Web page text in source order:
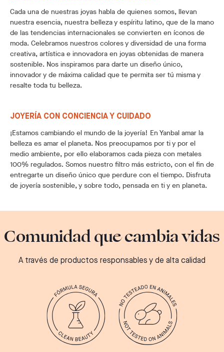
Cada una de nuestras joyas habla de quienes somos, llevan
nuestra esencia, nuestra belleza y espíritu latino, que de la mano
de las tendencias internacionales se convierten en íconos de
moda. Celebramos nuestros colores y diversidad de una forma
creativa, artística e innovadora en joyas obtenidas de manera
sostenible. Nos inspiramos para darte un diseño único,
innovador y de máxima calidad que te permita ser tú misma y
resalte toda tu belleza.
JOYERÍA CON CONCIENCIA Y CUIDADO
¡Estamos cambiando el mundo de la joyería! En Yanbal amar la
belleza es amar el planeta. Nos preocupamos por ti y por el
medio ambiente, por ello elaboramos cada pieza con metales
100% regulados. Somos nuestro filtro más estricto, con el fin de
entregarte un diseño único que perdure con el tiempo. Disfruta
de joyería sostenible, y sobre todo, pensada en ti y en planeta.
Comunidad que cambia vidas
A través de productos responsables y de alta calidad